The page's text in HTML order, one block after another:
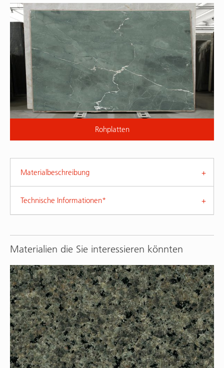
Rohplatten
Materialbeschreibung
Technische Informationen*
Materialien die Sie interessieren könnten